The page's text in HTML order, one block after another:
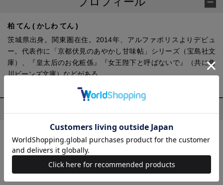
柏 てん ( かしわ てん )
茨城県出身。関東圏在住。2014年、アルファポリスよりデビュ
ー。代表作に「京都伏見のあやかし甘味帖」シリーズ（宝島社文
庫）、『皇太后のお化粧係』『女王陛下と呼ばないで』（共に角
川ビーンズ文庫）などがある。
竜の子を産んだら離縁されたので森で隠居することにしました
京都伏見のあやかし甘味帖 おねだり狐との町屋暮らし
京都伏見のあやかし甘味帖 花散る、恋散る、鬼探し